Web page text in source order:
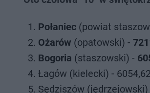
Połaniec (powiat
Ożarów (opatowski) -
Bogoria (staszowski) -
Łagów (kielecki) -
Sędziszów (jędrzejowski)